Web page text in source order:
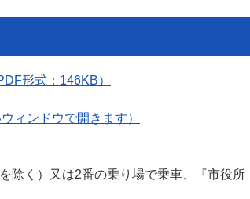
形式：146KB）
ィンドウで開きます）
除く）又は2番の乗り場で乗車、『市役所